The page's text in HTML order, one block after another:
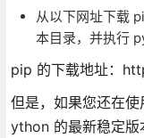
从以下网址下载
本目录，并执行
pip 的下载地址：
但是，如果您还在
ython 的最新稳定